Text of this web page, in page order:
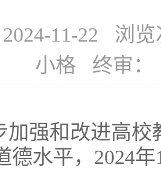
11-22 浏览
小格 终审
加强和改进高
德水平，2024